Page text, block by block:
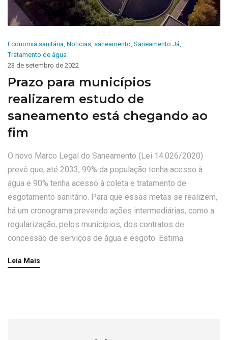
Economia sanitária, Noticias, saneamento, Saneamento Já,
Tratamento de água
23 de setembro de 2022
Prazo para municípios
realizarem estudo de
saneamento está chegando ao
fim
O novo Marco Legal do Saneamento (Lei 14.026/2020)
prevê que, até 2033, 99% da população tenha acesso à
água e 90% tenha acesso à coleta e tratamento de
esgotamento sanitário. Para que essas metas se realizem,
há um cronograma prevendo ações intermediárias, como a
regularização, pelos municípios, dos contratos de
concessão de serviços de água e esgoto. Estima
Leia Mais